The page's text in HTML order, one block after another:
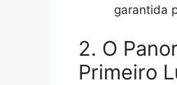
garantida
2. O
Primeiro